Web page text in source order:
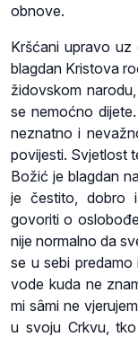
obnove.
Kršćani upravo
blagdan Kristova
židovskom
se nemoćno
neznatno i
povijesti. Svjetlost
Božić je blagdan
je čestito, dobro
govoriti o
nije normalno da
se u sebi predamo
vode kuda ne
mi sâmi ne
u svoju Crkvu,